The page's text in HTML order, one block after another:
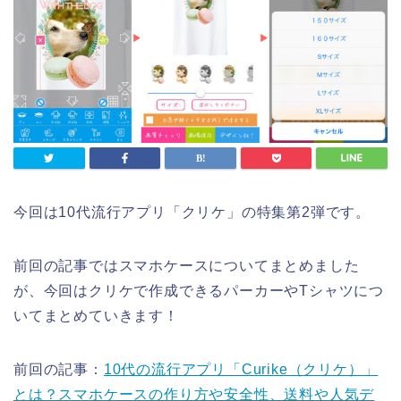
今回は10代流行アプリ「クリケ」の特集第2弾です。
前回の記事ではスマホケースについてまとめました
が、今回はクリケで作成できるパーカーやTシャツにつ
いてまとめていきます！
前回の記事： 10代の流行アプリ「Curike（クリケ）」
とは？スマホケースの作り方や安全性、送料や人気デ